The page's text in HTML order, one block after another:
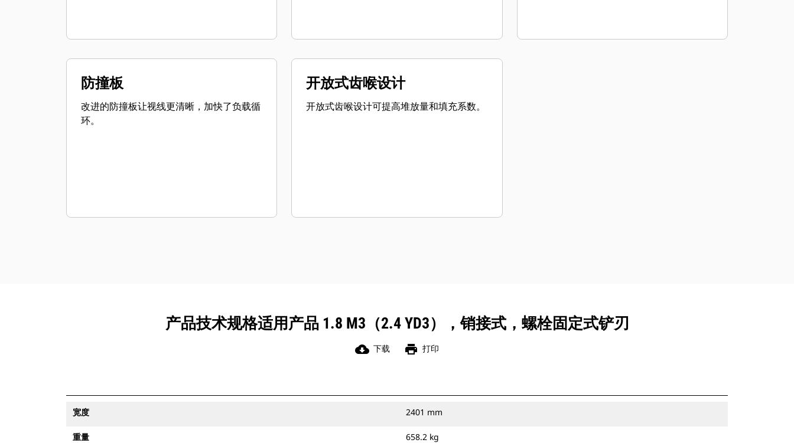
防撞板
改进的防撞板让视线更清晰，加快了负载循
环。
开放式齿喉设计
开放式齿喉设计可提高堆放量和填充系数。
产品技术规格适用产品 1.8 M3（2.4 YD3），销接式，螺栓固定式铲刃
cloud_download 下载 print 打印
宽度 2401 mm
重量 658.2 kg